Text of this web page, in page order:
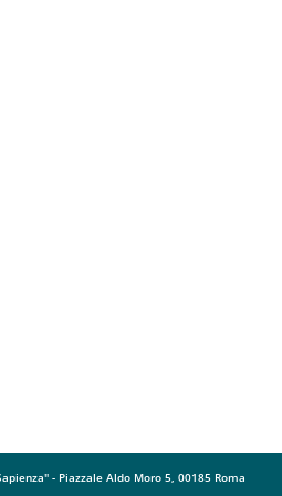
- Piazzale Aldo Moro 5, 00185 Roma